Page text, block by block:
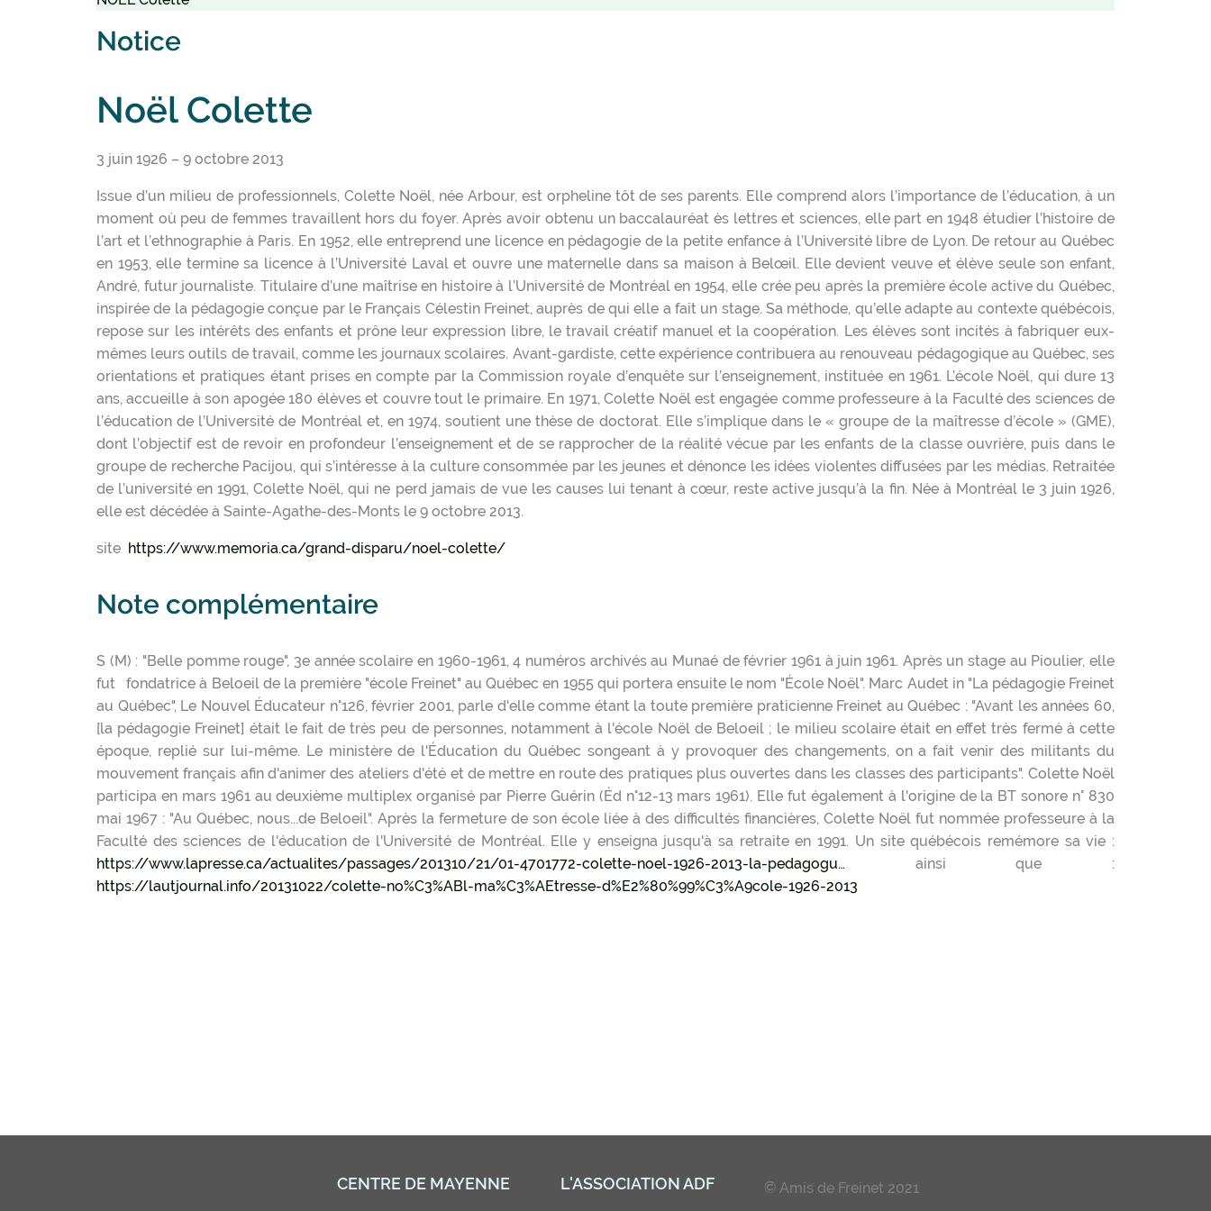
Notice
Noël Colette
3 juin 1926 – 9 octobre 2013
Issue d’un milieu de professionnels, Colette Noël, née Arbour, est orpheline tôt de ses parents. Elle comprend alors l’importance de l’éducation, à un
moment où peu de femmes travaillent hors du foyer. Après avoir obtenu un baccalauréat ès lettres et sciences, elle part en 1948 étudier l’histoire de
l’art et l’ethnographie à Paris. En 1952, elle entreprend une licence en pédagogie de la petite enfance à l’Université libre de Lyon. De retour au Québec
en 1953, elle termine sa licence à l’Université Laval et ouvre une maternelle dans sa maison à Belœil. Elle devient veuve et élève seule son enfant,
André, futur journaliste. Titulaire d’une maîtrise en histoire à l’Université de Montréal en 1954, elle crée peu après la première école active du Québec,
inspirée de la pédagogie conçue par le Français Célestin Freinet, auprès de qui elle a fait un stage. Sa méthode, qu’elle adapte au contexte québécois,
repose sur les intérêts des enfants et prône leur expression libre, le travail créatif manuel et la coopération. Les élèves sont incités à fabriquer eux-
mêmes leurs outils de travail, comme les journaux scolaires. Avant-gardiste, cette expérience contribuera au renouveau pédagogique au Québec, ses
orientations et pratiques étant prises en compte par la Commission royale d’enquête sur l’enseignement, instituée en 1961. L’école Noël, qui dure 13
ans, accueille à son apogée 180 élèves et couvre tout le primaire. En 1971, Colette Noël est engagée comme professeure à la Faculté des sciences de
l’éducation de l’Université de Montréal et, en 1974, soutient une thèse de doctorat. Elle s’implique dans le « groupe de la maîtresse d’école » (GME),
dont l’objectif est de revoir en profondeur l’enseignement et de se rapprocher de la réalité vécue par les enfants de la classe ouvrière, puis dans le
groupe de recherche Pacijou, qui s’intéresse à la culture consommée par les jeunes et dénonce les idées violentes diffusées par les médias. Retraitée
de l’université en 1991, Colette Noël, qui ne perd jamais de vue les causes lui tenant à cœur, reste active jusqu’à la fin. Née à Montréal le 3 juin 1926,
elle est décédée à Sainte-Agathe-des-Monts le 9 octobre 2013.
site https://www.memoria.ca/grand-disparu/noel-colette/
Note complémentaire
S (M) : "Belle pomme rouge", 3e année scolaire en 1960-1961, 4 numéros archivés au Munaé de février 1961 à juin 1961. Après un stage au Pioulier, elle
fut fondatrice à Beloeil de la première "école Freinet" au Québec en 1955 qui portera ensuite le nom "École Noël". Marc Audet in "La pédagogie Freinet
au Québec", Le Nouvel Éducateur n°126, février 2001, parle d'elle comme étant la toute première praticienne Freinet au Québec : "Avant les années 60,
[la pédagogie Freinet] était le fait de très peu de personnes, notamment à l'école Noël de Beloeil ; le milieu scolaire était en effet très fermé à cette
époque, replié sur lui-même. Le ministère de l'Éducation du Québec songeant à y provoquer des changements, on a fait venir des militants du
mouvement français afin d'animer des ateliers d'été et de mettre en route des pratiques plus ouvertes dans les classes des participants". Colette Noël
participa en mars 1961 au deuxième multiplex organisé par Pierre Guérin (Éd n°12-13 mars 1961). Elle fut également à l'origine de la BT sonore n° 830
mai 1967 : "Au Québec, nous...de Beloeil". Après la fermeture de son école liée à des difficultés financières, Colette Noël fut nommée professeure à la
Faculté des sciences de l'éducation de l'Université de Montréal. Elle y enseigna jusqu'à sa retraite en 1991. Un site québécois remémore sa vie :
https://www.lapresse.ca/actualites/passages/201310/21/01-4701772-colette-noel-1926-2013-la-pedagogu… ainsi que :
https://lautjournal.info/20131022/colette-no%C3%ABl-ma%C3%AEtresse-d%E2%80%99%C3%A9cole-1926-2013
CENTRE DE MAYENNE L'ASSOCIATION ADF © Amis de Freinet 2021